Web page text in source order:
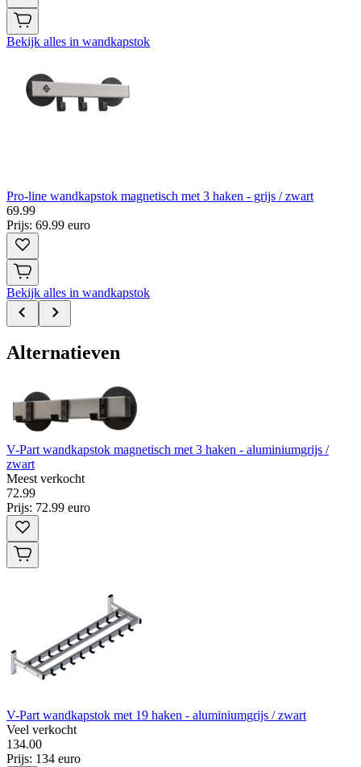
Bekijk alles in wandkapstok
Pro-line wandkapstok magnetisch met 3 haken - grijs / zwart
69.99
Prijs: 69.99 euro
Bekijk alles in wandkapstok
Alternatieven
V-Part wandkapstok magnetisch met 3 haken - aluminiumgrijs /
zwart
Meest verkocht
72.99
Prijs: 72.99 euro
V-Part wandkapstok met 19 haken - aluminiumgrijs / zwart
Veel verkocht
134.00
Prijs: 134 euro